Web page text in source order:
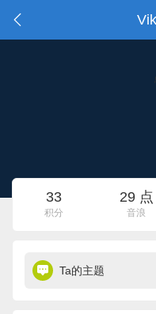
33
积分
29 点
音浪
Ta的主题